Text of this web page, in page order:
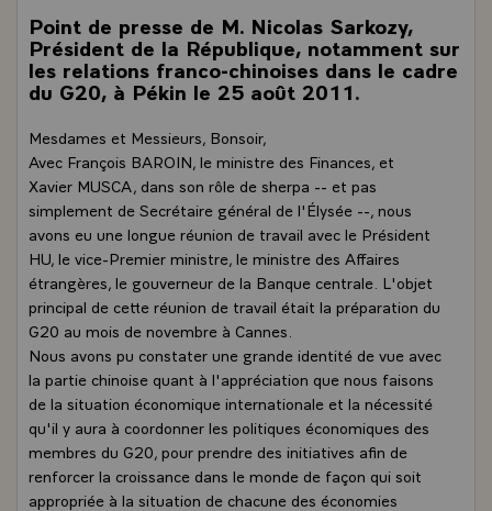
Point de presse de M. Nicolas Sarkozy,
Président de la République, notamment sur
les relations franco-chinoises dans le cadre
du G20, à Pékin le 25 août 2011.
Mesdames et Messieurs, Bonsoir,
Avec François BAROIN, le ministre des Finances, et
Xavier MUSCA, dans son rôle de sherpa -- et pas
simplement de Secrétaire général de l'Élysée --, nous
avons eu une longue réunion de travail avec le Président
HU, le vice-Premier ministre, le ministre des Affaires
étrangères, le gouverneur de la Banque centrale. L'objet
principal de cette réunion de travail était la préparation du
G20 au mois de novembre à Cannes.
Nous avons pu constater une grande identité de vue avec
la partie chinoise quant à l'appréciation que nous faisons
de la situation économique internationale et la nécessité
qu'il y aura à coordonner les politiques économiques des
membres du G20, pour prendre des initiatives afin de
renforcer la croissance dans le monde de façon qui soit
appropriée à la situation de chacune des économies